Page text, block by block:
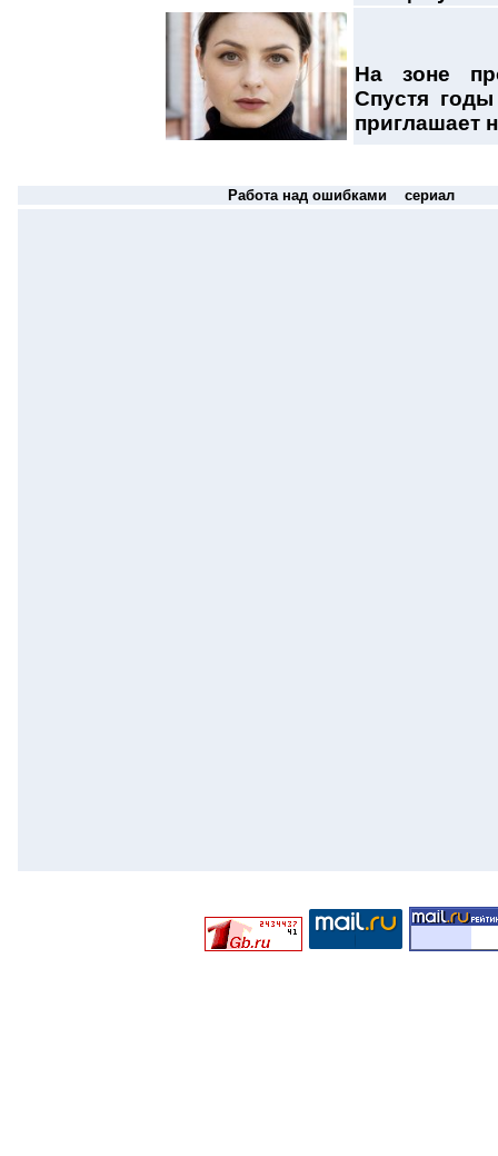
На зоне
Спустя
приглашает
Работа над ошибками сериал